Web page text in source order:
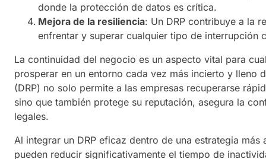
donde la protección de datos es crítica.
Mejora de la resiliencia: Un DRP contribuye a la
enfrentar y superar cualquier tipo de interrupción
La continuidad del negocio es un aspecto vital para
prosperar en un entorno cada vez más incierto y lleno
(DRP) no solo permite a las empresas recuperarse
sino que también protege su reputación, asegura la
legales.
Al integrar un DRP eficaz dentro de una estrategia
pueden reducir significativamente el tiempo de